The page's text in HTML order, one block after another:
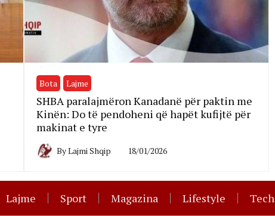
Bota Lajme
SHBA paralajmëron Kanadanë për paktin me
Kinën: Do të pendoheni që hapët kufijtë për
makinat e tyre
ByLajmi Shqip 18/01/2026
Lajme Sport Magazina Lifestyle Tech